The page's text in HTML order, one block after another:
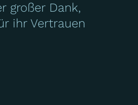
großer Dank,
ihr Vertrauen